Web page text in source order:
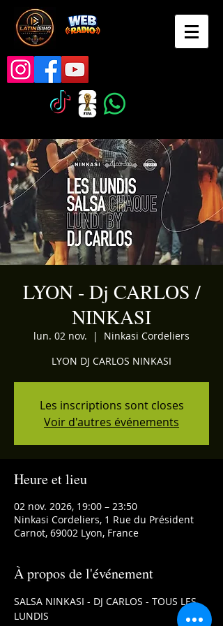
LYON - Dj CARLOS /
NINKASI
lun. 02 nov.
  |
Ninkasi Cordeliers
LYON DJ CARLOS NINKASI
Les inscriptions sont closes
Voir d'autres événements
Heure et lieu
02 nov. 2026, 19:00 – 23:50
Ninkasi Cordeliers, 1 Rue du Président
Carnot, 69002 Lyon, France
À propos de l'événement
SALSA NINKASI - DJ CARLOS - TOUS LES
LUNDIS